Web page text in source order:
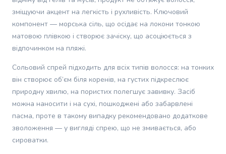
котів
Одяг
для
кішок
Переноски
котів
Амуніція
для
кішок
Повідці
для
Переваги: Приємний аромат
Недоліки: На моє волосся не підходить
зміщуючи акцент на легкість і рухливість. Ключовий
компонент — морська сіль, що осідає на локони тонкою
матовою плівкою і створює зачіску, що асоціюється з
відпочинком на пляжі.
Сольовий спрей підходить для всіх типів волосся: на тонких
він створює об’єм біля коренів, на густих підкреслює
природну хвилю, на пористих полегшує завивку. Засіб
можна наносити і на сухі, пошкоджені або забарвлені
пасма, проте в такому випадку рекомендовано додаткове
зволоження — у вигляді спрею, що не змивається, або
сироватки.